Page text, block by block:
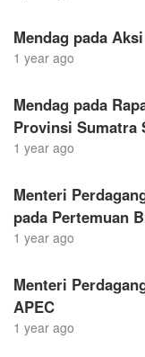
Mendag pada
1 year ago
Mendag pada
Provinsi Sumatra
1 year ago
Menteri
pada Pertemuan
1 year ago
Menteri
APEC
1 year ago